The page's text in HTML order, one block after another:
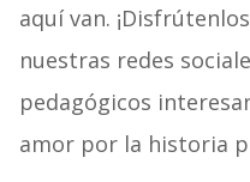
aquí van.
nuestras redes
pedagógicos
amor por la historia